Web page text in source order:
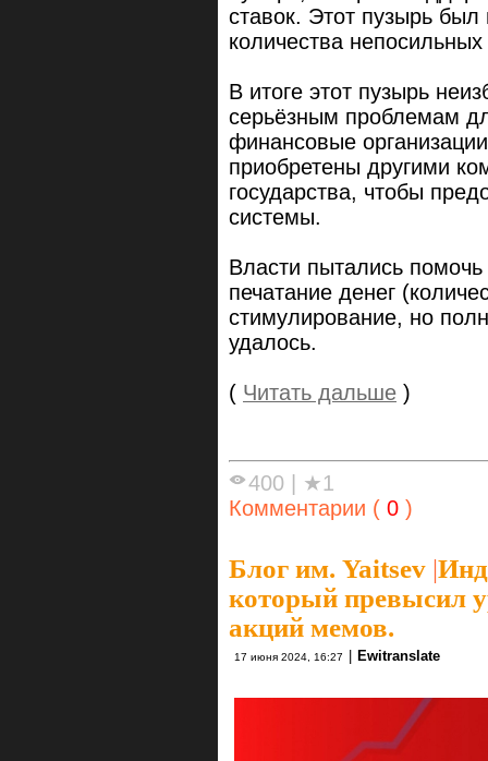
ставок. Этот пузырь
количества
В итоге этот пузырь
серьёзным проблемам
финансовые
приобретены другими
государства, чтобы
системы.
Власти пытались
печатание денег
стимулирование, но
удалось.
( Читать дальше )
400
★1
Комментарии ( 0 )
Блог им. Yaitsev |
который превысил
акций мемов.
17 июня 2024, 16:27 Ewitranslate